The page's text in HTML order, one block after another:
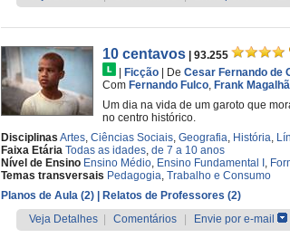
10 centavos
| 93.255
Ficção De Cesar Fernando de
Com Fernando Fulco, Frank
Um dia na vida de um garoto que
no centro histórico.
Disciplinas Artes, Ciências Sociais, Geografia, História,
Faixa Etária Todas as idades, de 7 a 10 anos
Nível de Ensino Ensino Médio, Ensino Fundamental I ,
Temas transversais Pedagogia, Trabalho e Consumo
Planos de Aula (2)
| Relatos de Professores (2)
Veja Detalhes
Comentários Envie por e-mail